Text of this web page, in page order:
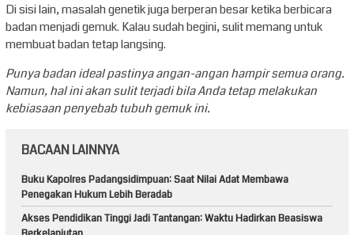
Di sisi lain, masalah genetik juga berperan besar ketika berbicara
badan menjadi gemuk. Kalau sudah begini, sulit memang untuk
membuat badan tetap langsing.
Punya badan ideal pastinya angan-angan hampir semua orang.
Namun, hal ini akan sulit terjadi bila Anda tetap melakukan
kebiasaan penyebab tubuh gemuk ini.
BACAAN LAINNYA
Buku Kapolres Padangsidimpuan: Saat Nilai Adat Membawa
Penegakan Hukum Lebih Beradab
Akses Pendidikan Tinggi Jadi Tantangan: Waktu Hadirkan Beasiswa